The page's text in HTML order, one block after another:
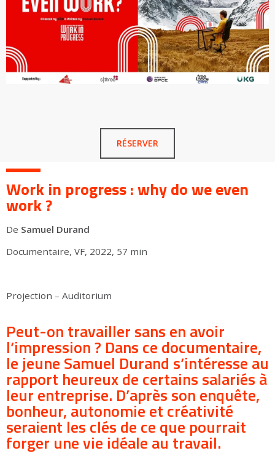
RÉSERVER
Work in progress : why do we even
work ?
De Samuel Durand
Documentaire, VF, 2022, 57 min
Projection – Auditorium
Peut-on travailler sans en avoir
l’impression ? Dans ce documentaire,
le jeune Samuel Durand s’intéresse au
rapport heureux de certains salariés à
leur entreprise. D’après son enquête,
bonheur, autonomie et créativité
seraient les clés de ce que pourrait
forger une vie idéale au travail.